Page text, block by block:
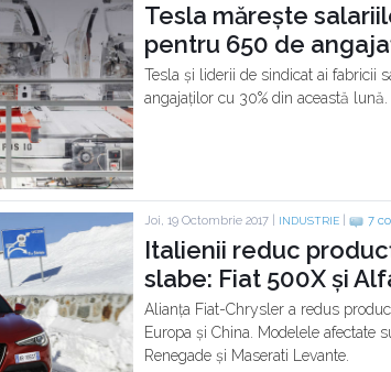
Tesla mărește
pentru 650 de
Tesla și liderii de sindicat ai fabricii
angajaților cu 30% din această lună.
Joi, 19 Octombrie 2017 | INDUSTRIE 7
Italienii reduc
slabe: Fiat 500X și
Alianța Fiat-Chrysler a redus
Europa și China. Modelele afectate
Renegade și Maserati Levante.